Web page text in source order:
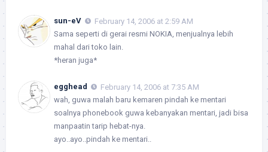
sun-eV
February 14, 2006 at 2:59 AM
Sama seperti di gerai resmi NOKIA, menjualnya lebih
mahal dari toko lain.
*heran juga*
egghead
February 14, 2006 at 7:35 AM
wah, guwa malah baru kemaren pindah ke mentari
soalnya phonebook guwa kebanyakan mentari, jadi bisa
manpaatin tarip hebat-nya.
ayo..ayo..pindah ke mentari..